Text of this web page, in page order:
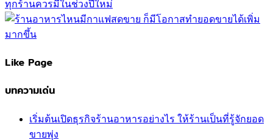
Like Page
บทความเด่น
เริ่มต้นเปิดธุรกิจร้านอาหารอย่างไร ให้ร้านเป็นที่รู้จักยอด
ขายพุ่ง